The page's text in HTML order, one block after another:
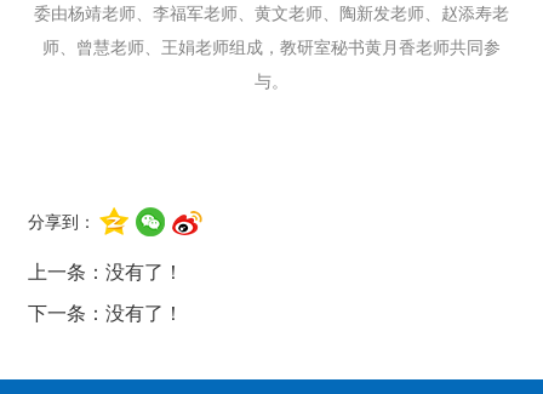
委由杨靖老师、李福军老师、黄文老师、陶新发老师、赵添寿老
师、曾慧老师、王娟老师组成，教研室秘书黄月香老师共同参
与。
分享到：
上一条：没有了！
下一条：没有了！